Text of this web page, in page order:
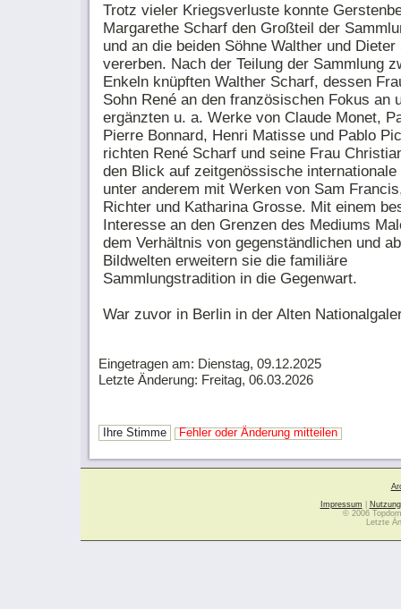
Trotz vieler Kriegsverluste konnte
Margarethe Scharf den Großteil der
und an die beiden Söhne Walther und Dieter
vererben. Nach der Teilung der Sammlung
Enkeln knüpften Walther Scharf, dessen
Sohn René an den französischen Fokus an
ergänzten u. a. Werke von Claude Monet,
Pierre Bonnard, Henri Matisse und Pablo
richten René Scharf und seine Frau
den Blick auf zeitgenössische internationale
unter anderem mit Werken von Sam
Richter und Katharina Grosse. Mit einem
Interesse an den Grenzen des Mediums
dem Verhältnis von gegenständlichen und
Bildwelten erweitern sie die familiäre
Sammlungstradition in die Gegenwart.
War zuvor in Berlin in der Alten
Eingetragen am: Dienstag, 09.12.2025
Letzte Änderung: Freitag, 06.03.2026
Ihre Stimme Fehler oder Änderung mitteilen
Impressum
© 2006
Letzte